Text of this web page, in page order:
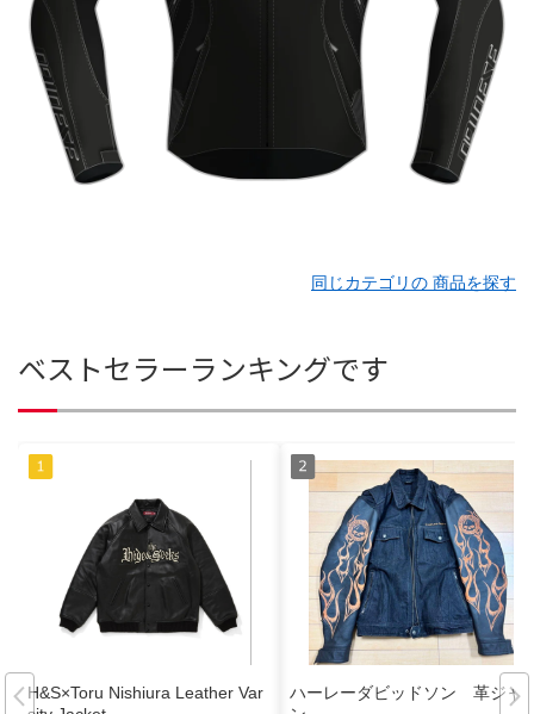
同じカテゴリの 商品を探す
ベストセラーランキングです
H&S×Toru Nishiura Leather Var
ハーレーダビッドソン 革ジャ